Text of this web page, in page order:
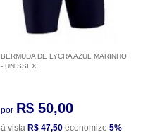
BERMUDA DE LYCRA AZUL MARINHO
- UNISSEX
por R$ 50,00
à vista R$ 47,50 economize 5%